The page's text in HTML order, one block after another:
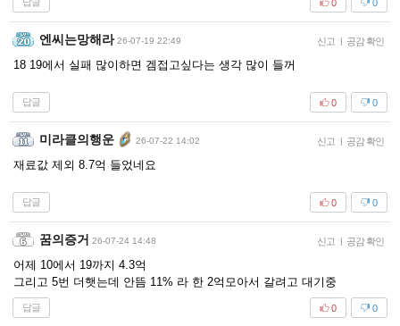
0
0
엔씨는망해라 26-07-19 22:49 신고 | 공감 확인
18 19에서 실패 많이하면 겜접고싶다는 생각 많이 들꺼
답글 0
0
미라클의행운 26-07-22 14:02 신고 | 공감 확인
재료값 제외 8.7억 들었네요
답글 0
0
꿈의증거 26-07-24 14:48 신고 | 공감 확인
어제 10에서 19까지 4.3억
그리고 5번 더햇는데 안뜸 11% 라 한 2억모아서 갈려고 대기중
답글 0
0